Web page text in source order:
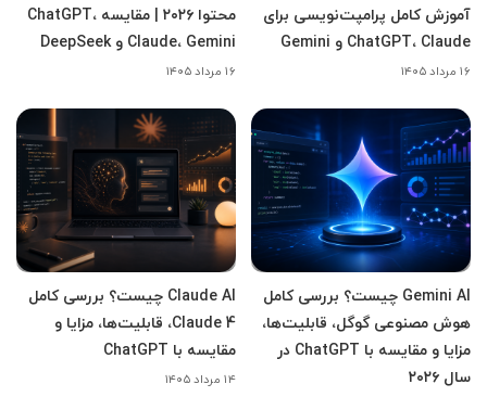
آموزش کامل پرامپت‌نویسی برای
ChatGPT، Claude و Gemini
۱۶ مرداد ۱۴۰۵
محتوا ۲۰۲۶ | مقایسه ChatGPT،
Claude، Gemini و DeepSeek
۱۶ مرداد ۱۴۰۵
Gemini AI چیست؟ بررسی کامل
هوش مصنوعی گوگل، قابلیت‌ها،
مزایا و مقایسه با ChatGPT در
سال ۲۰۲۶
Claude AI چیست؟ بررسی کامل
Claude 4، قابلیت‌ها، مزایا و
مقایسه با ChatGPT
۱۴ مرداد ۱۴۰۵